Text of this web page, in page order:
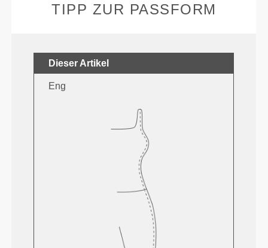
TIPP ZUR PASSFORM
Dieser Artikel
Eng